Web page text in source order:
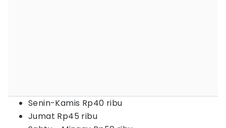
Senin-Kamis Rp40 ribu
Jumat Rp45 ribu